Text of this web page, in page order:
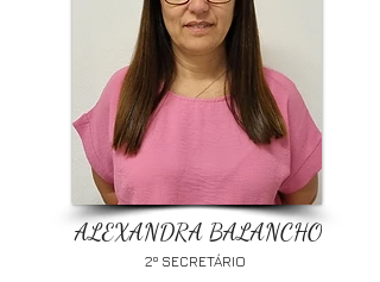
ALEXANDRA BALANCHO
2º SECRETÁRIO